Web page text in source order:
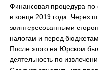
Финансовая процедура
в конце 2019 года. Через
заинтересованными
налогам и перед
После этого на Юрском
деятельность по